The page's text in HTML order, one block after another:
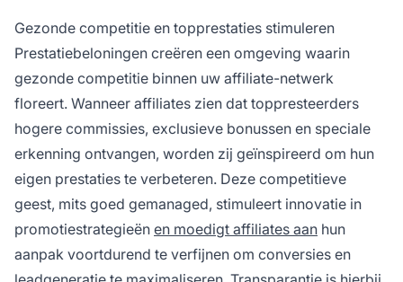
Gezonde competitie en topprestaties stimuleren
Prestatiebeloningen creëren een omgeving waarin
gezonde competitie binnen uw affiliate-netwerk
floreert. Wanneer affiliates zien dat toppresteerders
hogere commissies, exclusieve bonussen en speciale
erkenning ontvangen, worden zij geïnspireerd om hun
eigen prestaties te verbeteren. Deze competitieve
geest, mits goed gemanaged, stimuleert innovatie in
promotiestrategieën en moedigt affiliates aan hun
aanpak voortdurend te verfijnen om conversies en